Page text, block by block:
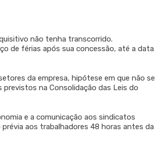
não tenha transcorrido.
de férias após sua concessão, até a data
da empresa, hipótese em que não se
previstos na Consolidação das Leis do
e a comunicação aos sindicatos
aos trabalhadores 48 horas antes da